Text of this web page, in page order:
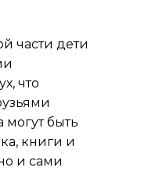
части дети
что
могут быть
книги и
и сами